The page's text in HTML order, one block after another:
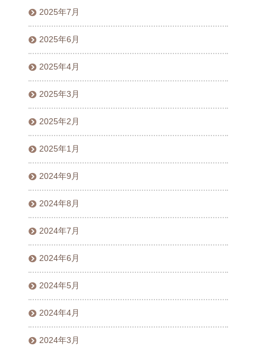
2025年7月
2025年6月
2025年4月
2025年3月
2025年2月
2025年1月
2024年9月
2024年8月
2024年7月
2024年6月
2024年5月
2024年4月
2024年3月